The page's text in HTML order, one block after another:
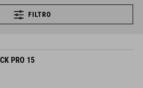
FILTRO
PRO 15